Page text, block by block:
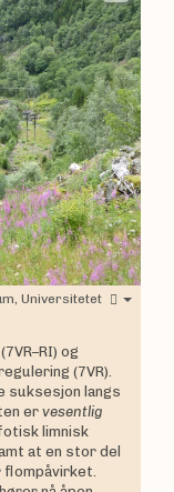
Universitetet
og
(7VR).
suksesjon langs
er vesentlig
limnisk
at en stor del